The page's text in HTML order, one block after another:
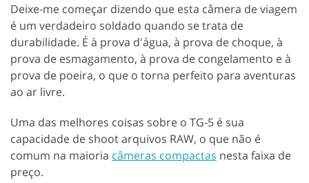
Deixe-me começar dizendo que esta câmera de viagem
é um verdadeiro soldado quando se trata de
durabilidade. É à prova d'água, à prova de choque, à
prova de esmagamento, à prova de congelamento e à
prova de poeira, o que o torna perfeito para aventuras
ao ar livre.
Uma das melhores coisas sobre o TG-5 é sua
capacidade de shoot arquivos RAW, o que não é
comum na maioria câmeras compactas nesta faixa de
preço.